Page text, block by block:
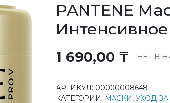
PANTENE
1 690,00 ₸ НЕТ В
АРТИКУЛ: 00000008648
КАТЕГОРИИ: МАСКИ, УХОД